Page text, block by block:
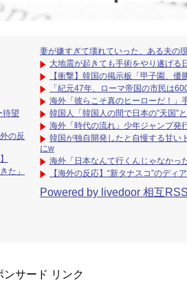
待望
の反
た」
妻が嫌すぎて壊れていった、ある夫の
大地震が起きても手術をやり遂げる
【衝撃】韓国の掲示板「甲子園、優
「紀元47年、ローマ帝国の市民は
海外「彼らこそ真のヒーローだ！」
韓国人「韓国人の間で日本の”天国”
海外「時代の流れ」少年ジャンプ発
韓国が独自開発したと自慢する甘い
にw
海外「日本なんて行くんじゃなかっ
【海外の反応】“新タナスコ”のデ
Powered by livedoor 相互RSS
ンサード リンク